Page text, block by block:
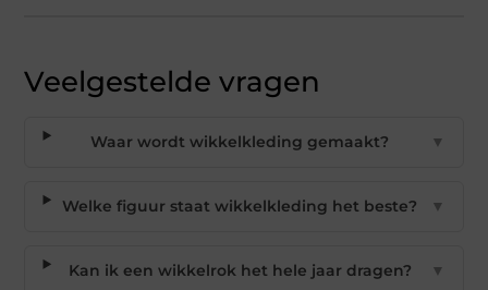
Veelgestelde vragen
Waar wordt wikkelkleding gemaakt? ▼
Welke figuur staat wikkelkleding het beste? ▼
Kan ik een wikkelrok het hele jaar dragen? ▼